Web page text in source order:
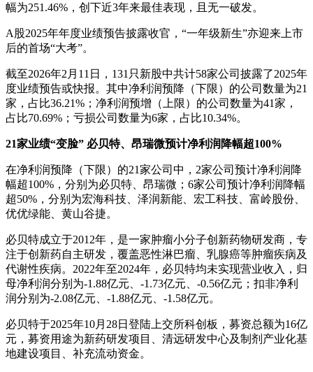
幅为251.46%，创下近3年来最佳表现，且无一破发。
A股2025年年度业绩预告披露收官，“一年级新生”亦迎来上市
后的首场“大考”。
截至2026年2月11日，131只新股中共计58家公司披露了2025年
度业绩预告或快报。其中净利润预降（下限）的公司数量为21
家，占比36.21%；净利润预增（上限）的公司数量为41家，
占比70.69%；亏损公司数量为6家，占比10.34%。
21家业绩“变脸” 必贝特、昂瑞微预计净利润降幅超100%
在净利润预降（下限）的21家公司中，2家公司预计净利润降
幅超100%，分别为必贝特、昂瑞微；6家公司预计净利润降幅
超50%，分别为宏海科技、泽润新能、宏工科技、富岭股份、
优优绿能、黄山谷捷。
必贝特成立于2012年，是一家肿瘤小分子创新药物研发商，专
注于创新药自主研发，覆盖恶性淋巴瘤、乳腺癌等肿瘤疾病及
代谢性疾病。2022年至2024年，必贝特均未实现营业收入，归
母净利润分别为-1.88亿元、-1.73亿元、-0.56亿元；扣非净利
润分别为-2.08亿元、-1.88亿元、-1.58亿元。
必贝特于2025年10月28日登陆上交所科创板，募资总额为16亿
元，募资用途为新药研发项目、清远研发中心及制剂产业化基
地建设项目、补充流动资金。